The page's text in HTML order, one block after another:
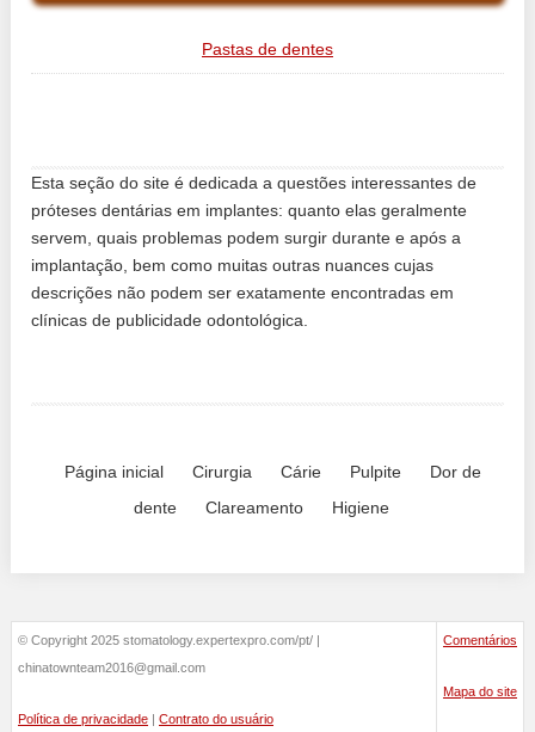
Pastas de dentes
Esta seção do site é dedicada a questões interessantes de
próteses dentárias em implantes: quanto elas geralmente
servem, quais problemas podem surgir durante e após a
implantação, bem como muitas outras nuances cujas
descrições não podem ser exatamente encontradas em
clínicas de publicidade odontológica.
Página inicial Cirurgia Cárie Pulpite
Dor de
dente
Clareamento Higiene
© Copyright 2025 stomatology.expertexpro.com/pt/ |
chinatownteam2016@gmail.com
Política de privacidade | Contrato do usuário
Comentários
Mapa do site